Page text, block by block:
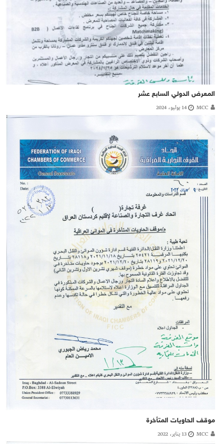
المعرض الدولي السابع عشر
MCC 14 يوليو، 2024
موقف الحاويات المتأخرة
MCC 13 يناير، 2022